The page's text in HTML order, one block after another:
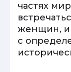
частях
женщин, и
с